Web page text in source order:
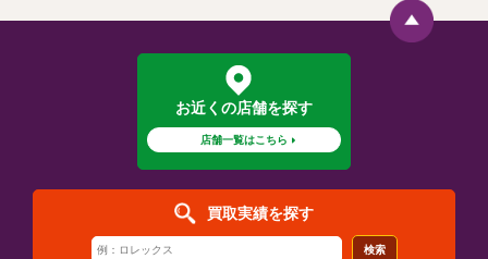
お近くの店舗を探す
店舗一覧はこちら
買取実績を探す
検索